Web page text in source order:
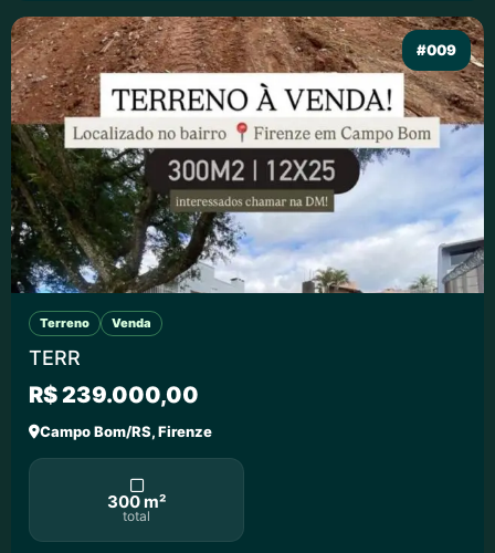
#009
Terreno Venda
TERR
R$ 239.000,00
Campo Bom/RS, Firenze
300 m²
total